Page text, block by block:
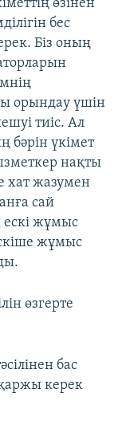
өзінен
бес
Біз оның
орындау үшін
тиіс. Ал
бәрін үкімет
нақты
хат жазумен
сай
жұмыс
жұмыс
өзгерте
бас
керек